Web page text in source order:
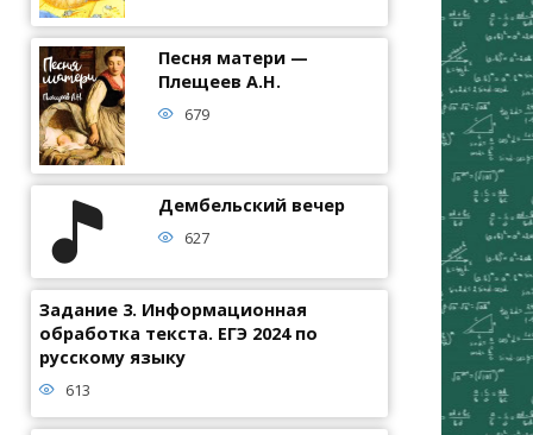
Песня матери —
Плещеев А.Н.
679
Дембельский вечер
627
Задание 3. Информационная
обработка текста. ЕГЭ 2024 по
русскому языку
613